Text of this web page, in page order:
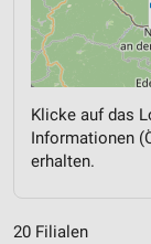
Klicke auf das
Informationen
erhalten.
20 Filialen